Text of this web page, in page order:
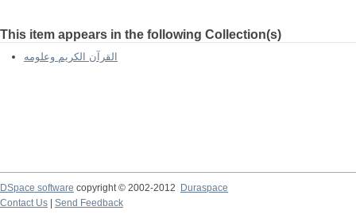
This item appears in the following Collection(s)
القرآن الكريم وعلومه
DSpace software copyright © 2002-2012
Duraspace
Contact Us
Send Feedback